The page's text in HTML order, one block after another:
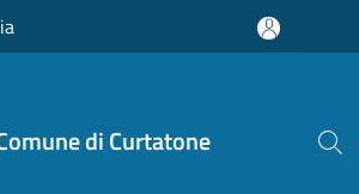
di Curtatone